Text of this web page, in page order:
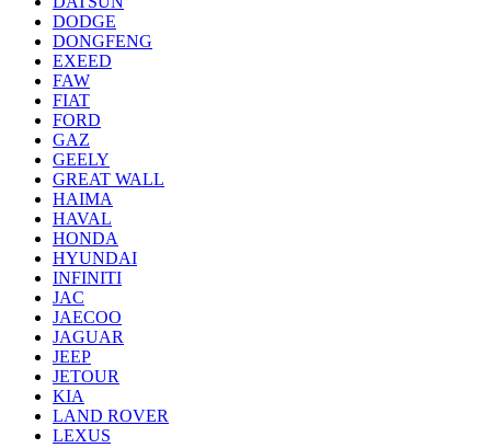
DODGE
DONGFENG
EXEED
FAW
FIAT
FORD
GAZ
GEELY
GREAT WALL
HAIMA
HAVAL
HONDA
HYUNDAI
INFINITI
JAC
JAECOO
JAGUAR
JEEP
JETOUR
KIA
LAND ROVER
LEXUS